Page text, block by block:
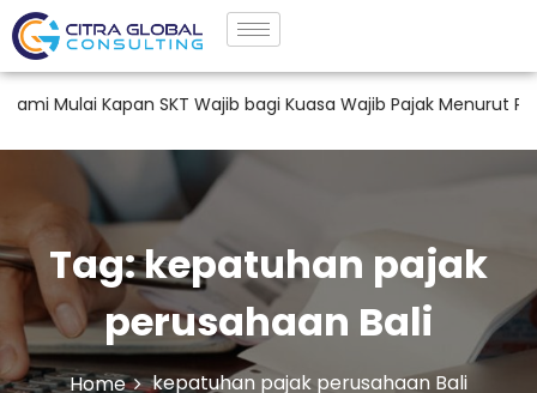
Kapan SKT Wajib bagi Kuasa Wajib Pajak Menurut PMK 44
Tag:kepatuhan pajak
perusahaan Bali
Home kepatuhan pajak perusahaan Bali